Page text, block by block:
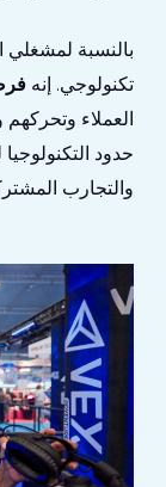
بالنسبة لمشغلي
تكنولوجي. إنه
حدود
والتجارب